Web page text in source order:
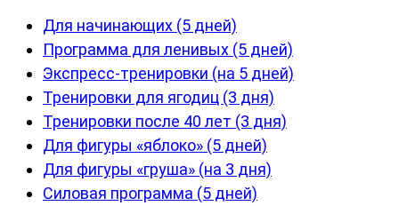
Для начинающих (5 дней)
Программа для ленивых (5 дней)
Экспресс-тренировки (на 5 дней)
Тренировки для ягодиц (3 дня)
Тренировки после 40 лет (3 дня)
Для фигуры «яблоко» (5 дней)
Для фигуры «груша» (на 3 дня)
Силовая программа (5 дней)